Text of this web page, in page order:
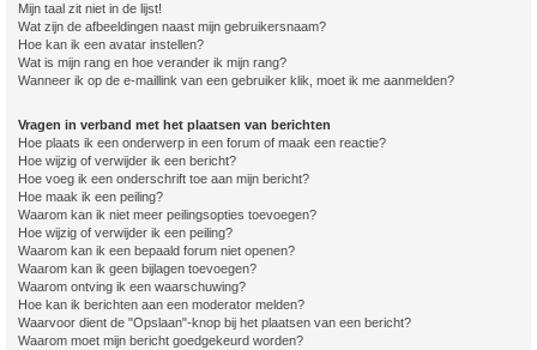
Mijn taal zit niet in de lijst!
Wat zijn de afbeeldingen naast mijn gebruikersnaam?
Hoe kan ik een avatar instellen?
Wat is mijn rang en hoe verander ik mijn rang?
Wanneer ik op de e-maillink van een gebruiker klik, moet ik me aanmelden?
Vragen in verband met het plaatsen van berichten
Hoe plaats ik een onderwerp in een forum of maak een reactie?
Hoe wijzig of verwijder ik een bericht?
Hoe voeg ik een onderschrift toe aan mijn bericht?
Hoe maak ik een peiling?
Waarom kan ik niet meer peilingsopties toevoegen?
Hoe wijzig of verwijder ik een peiling?
Waarom kan ik een bepaald forum niet openen?
Waarom kan ik geen bijlagen toevoegen?
Waarom ontving ik een waarschuwing?
Hoe kan ik berichten aan een moderator melden?
Waarvoor dient de "Opslaan"-knop bij het plaatsen van een bericht?
Waarom moet mijn bericht goedgekeurd worden?